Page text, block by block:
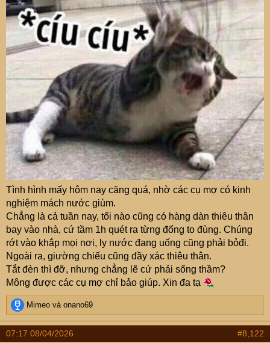
Tình hình mấy hôm nay căng quá, nhờ các cụ mợ có kinh
nghiệm mách nước giùm.
Chẳng là cả tuần nay, tối nào cũng có hàng dàn thiêu thân
bay vào nhà, cứ tầm 1h quét ra từng đống to đùng. Chúng
rớt vào khắp mọi nơi, ly nước đang uống cũng phải bỏđi.
Ngoài ra, giường chiếu cũng đầy xác thiêu thân.
Tắt đèn thì đỡ, nhưng chẳng lẽ cứ phải sống thầm?
Mông được các cụ mợ chỉ bảo giúp. Xin đa tạ
R
e
a
Mimeo và onano69
07:17 08/04/2026 #8,122